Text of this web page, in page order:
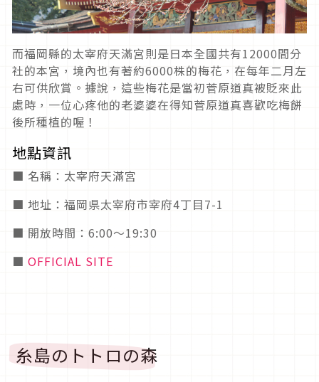
而福岡縣的太宰府天滿宮則是日本全國共有12000間分
社的本宮，境內也有著約6000株的梅花，在每年二月左
右可供欣賞。據說，這些梅花是當初菅原道真被貶來此
處時，一位心疼他的老婆婆在得知菅原道真喜歡吃梅餅
後所種植的喔！
地點資訊
■ 名稱：太宰府天滿宮
■ 地址：福岡県太宰府市宰府4丁目7-1
■ 開放時間：6:00〜19:30
■ OFFICIAL SITE
糸島のトトロの森